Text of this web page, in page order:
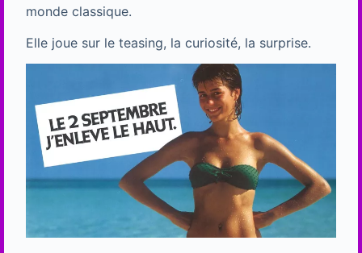
monde classique.
Elle joue sur le teasing, la curiosité, la surprise.